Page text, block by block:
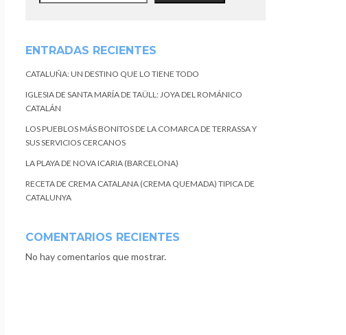
ENTRADAS RECIENTES
CATALUÑA: UN DESTINO QUE LO TIENE TODO
IGLESIA DE SANTA MARÍA DE TAÜLL: JOYA DEL ROMÁNICO
CATALÁN
LOS PUEBLOS MÁS BONITOS DE LA COMARCA DE TERRASSA Y
SUS SERVICIOS CERCANOS
LA PLAYA DE NOVA ICARIA (BARCELONA)
RECETA DE CREMA CATALANA (CREMA QUEMADA) TIPICA DE
CATALUNYA
COMENTARIOS RECIENTES
No hay comentarios que mostrar.